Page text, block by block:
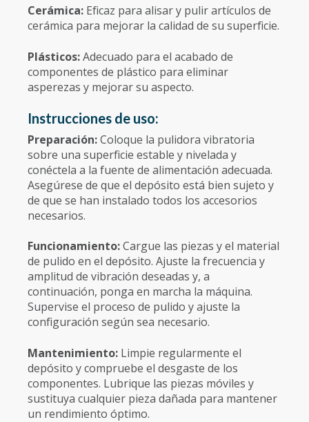
Cerámica: Eficaz para alisar y pulir artículos de
cerámica para mejorar la calidad de su superficie.
Plásticos:Adecuado para el acabado de
componentes de plástico para eliminar
asperezas y mejorar su aspecto.
Instrucciones de uso:
Preparación:Coloque la pulidora vibratoria
sobre una superficie estable y nivelada y
conéctela a la fuente de alimentación adecuada.
Asegúrese de que el depósito está bien sujeto y
de que se han instalado todos los accesorios
necesarios.
Funcionamiento:Cargue las piezas y el material
de pulido en el depósito. Ajuste la frecuencia y
amplitud de vibración deseadas y, a
continuación, ponga en marcha la máquina.
Supervise el proceso de pulido y ajuste la
configuración según sea necesario.
Mantenimiento: Limpie regularmente el
depósito y compruebe el desgaste de los
componentes. Lubrique las piezas móviles y
sustituya cualquier pieza dañada para mantener
un rendimiento óptimo.